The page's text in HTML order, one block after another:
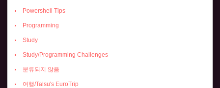
Powershell Tips
Programming
Study
Study/Programming Challenges
분류되지 않음
여행/Talsu's EuroTrip